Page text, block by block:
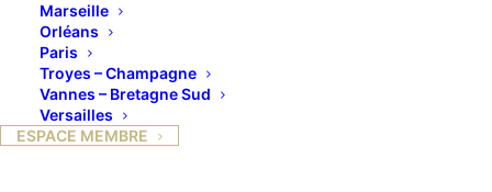
Marseille
Orléans
Paris
Troyes – Champagne
Vannes – Bretagne Sud
Versailles
ESPACE MEMBRE
C’est à un pur régal des yeux et de
Glénat, au couvent Sainte-Cécile, pour